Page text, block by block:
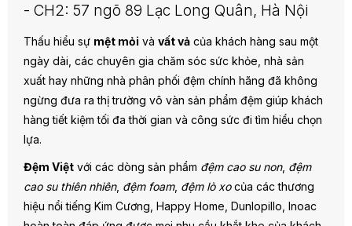
- CH2: 57 ngõ 89 Lạc Long Quân, Hà Nội
Thấu hiểu sự mệt mỏi và vất vả của khách hàng sau một
ngày dài, các chuyên gia chăm sóc sức khỏe, nhà sản
xuất hay những nhà phân phối đệm chính hãng đã không
ngừng đưa ra thị trường vô vàn sản phẩm đệm giúp khách
hàng tiết kiệm tối đa thời gian và công sức đi tìm hiểu chọn
lựa.
Đệm Việt với các dòng sản phẩm đệm cao su non, đệm
cao su thiên nhiên, đệm foam, đệm lò xocủa các thương
hiệu nổi tiếng Kim Cương, Happy Home, Dunlopillo, Inoac